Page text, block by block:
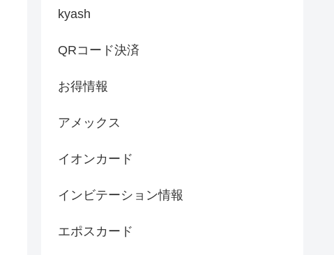
kyash
QRコード決済
お得情報
アメックス
イオンカード
インビテーション情報
エポスカード